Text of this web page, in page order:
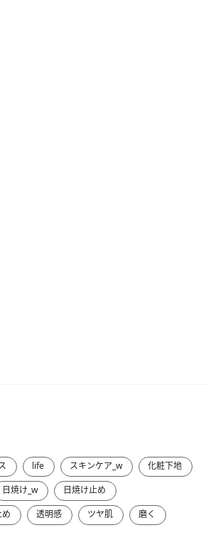
life スキンケア_w
化粧下地
日焼け_w
日焼け止め
透明感 ツヤ肌
磨く